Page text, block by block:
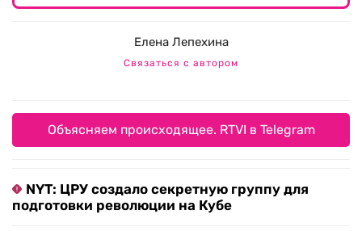
Елена Лепехина
Связаться с автором
Объясняем происходящее. RTVI в Telegram
NYT: ЦРУ создало секретную группу для
подготовки революции на Кубе